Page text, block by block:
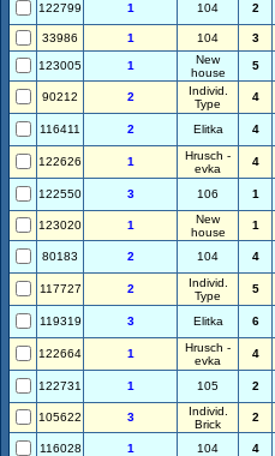
122799 1 104 2
33986 1 104 3
123005 1
New
house
5
90212 2
Individ.
Type
4
116411 2 Elitka 4
122626 1
Hrusch -
evka
4
122550 3 106 1
123020 1
New
house
1
80183 2 104 4
117727 2
Individ.
Type
5
119319 3 Elitka 6
122664 1
Hrusch -
evka
4
122731 1 105 2
105622 3
Individ.
Brick
2
116028 1 104 4